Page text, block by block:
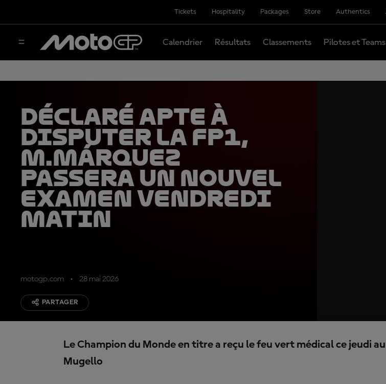
Tickets Hospitality Packages Store Authentics
Calendrier Résultats Classements Pilotes et Teams
Déclaré apte à
disputer la FP1,
M.Márquez
passera un nouvel
examen vendredi
matin
motogp.com 28 mai 2026
PARTAGER
Le Champion du Monde en titre a reçu le feu vert médical ce jeudi au
Mugello